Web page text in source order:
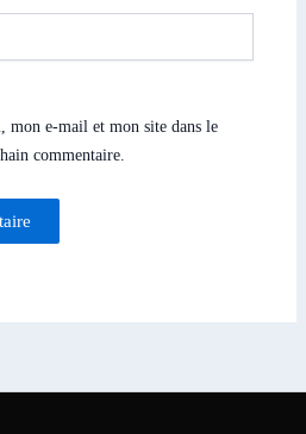
mon e-mail et mon site dans le
commentaire.